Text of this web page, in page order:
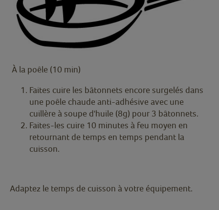
À la poêle (10 min)
Faites cuire les bâtonnets encore surgelés dans
une poêle chaude anti-adhésive avec une
cuillère à soupe d'huile (8g) pour 3 bâtonnets.
Faites-les cuire 10 minutes à feu moyen en
retournant de temps en temps pendant la
cuisson.
Adaptez le temps de cuisson à votre équipement.